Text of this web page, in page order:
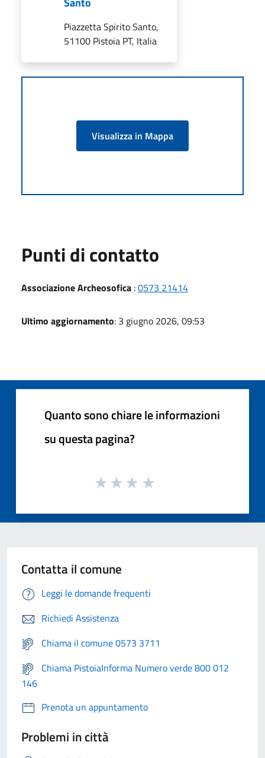
Piazzetta Spirito Santo,
51100 Pistoia PT, Italia
Visualizza in Mappa
Punti di contatto
Associazione Archeosofica :0573 21414
Ultimo aggiornamento: 3 giugno 2026, 09:53
Quanto sono chiare le informazioni
su questa pagina?
Contatta il comune
Leggi le domande frequenti
Richiedi Assistenza
Chiama il comune 0573 3711
Chiama PistoiaInforma Numero verde 800 012
146
Prenota un appuntamento
Problemi in città